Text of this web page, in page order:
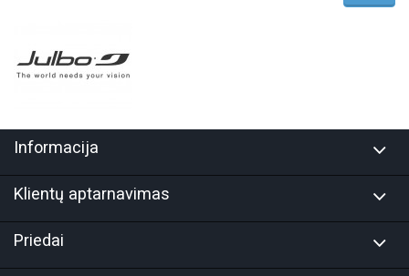
Informacija
Klientų aptarnavimas
Priedai